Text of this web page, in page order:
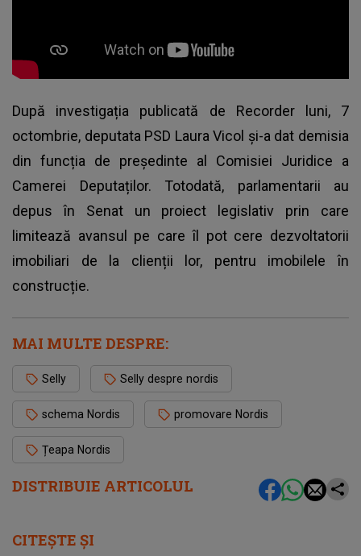
DISTRIBUIE ARTICOLUL
După investigația publicată de Recorder luni, 7
octombrie, deputata PSD Laura Vicol și-a dat demisia
din funcția de președinte al Comisiei Juridice a
Camerei Deputaților. Totodată, parlamentarii au
depus în Senat un proiect legislativ prin care
limitează avansul pe care îl pot cere dezvoltatorii
imobiliari de la clienții lor, pentru imobilele în
construcție.
MAI MULTE DESPRE:
Selly Selly despre nordis
schema Nordis promovare Nordis
Țeapa Nordis
CITEȘTE ȘI